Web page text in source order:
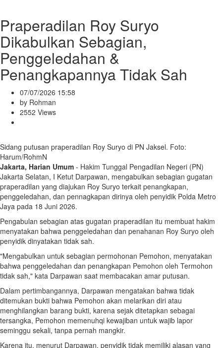
Praperadilan Roy Suryo
Dikabulkan Sebagian,
Penggeledahan &
Penangkapannya Tidak Sah
07/07/2026 15:58
by Rohman
2552 Views
Sidang putusan praperadilan Roy Suryo di PN Jaksel. Foto:
Harum/RohmN
Jakarta, Harian Umum - Hakim Tunggal Pengadilan Negeri (PN)
Jakarta Selatan, I Ketut Darpawan, mengabulkan sebagian gugatan
praperadilan yang diajukan Roy Suryo terkait penangkapan,
penggeledahan, dan pennagkapan dirinya oleh penyidik Polda Metro
Jaya pada 18 Juni 2026.
Pengabulan sebagian atas gugatan praperadilan itu membuat hakim
menyatakan bahwa penggeledahan dan penahanan Roy Suryo oleh
penyidik dinyatakan tidak sah.
"Mengabulkan untuk sebagian permohonan Pemohon, menyatakan
bahwa penggeledahan dan penangkapan Pemohon oleh Termohon
tidak sah," kata Darpawan saat membacakan amar putusan.
Dalam pertimbangannya, Darpawan mengatakan bahwa tidak
ditemukan bukti bahwa Pemohon akan melarikan diri atau
menghilangkan barang bukti, karena sejak ditetapkan sebagai
tersangka, Pemohon memenuhqi kewajiban untuk wajib lapor
seminggu sekali, tanpa pernah mangkir.
Karena itu, menurut Darpawan, penyidik tidak memiliki alasan yang